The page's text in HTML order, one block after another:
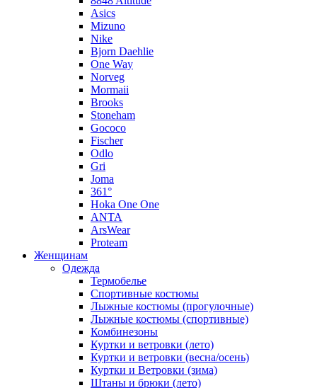
Asics
Mizuno
Nike
Bjorn Daehlie
One Way
Norveg
Mormaii
Brooks
Stoneham
Gococo
Fischer
Odlo
Gri
Joma
361°
Hoka One One
ANTA
ArsWear
Proteam
Женщинам
Одежда
Термобелье
Спортивные костюмы
Лыжные костюмы (прогулочные)
Лыжные костюмы (спортивные)
Комбинезоны
Куртки и ветровки (лето)
Куртки и ветровки (весна/осень)
Куртки и Ветровки (зима)
Штаны и брюки (лето)